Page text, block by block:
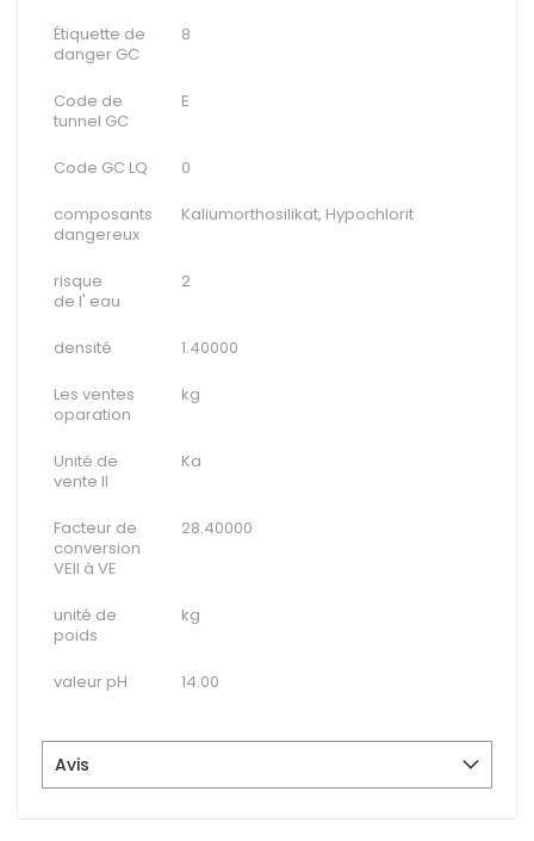
Étiquette de
danger GC
8
Code de
tunnel GC
E
Code GC LQ 0
composants
dangereux
Kaliumorthosilikat, Hypochlorit
risque
de l' eau
2
densité 1.40000
Les ventes
oparation
kg
Unité de
vente II
Ka
Facteur de
conversion
VEII à VE
28.40000
unité de
poids
kg
valeur pH 14.00
Avis